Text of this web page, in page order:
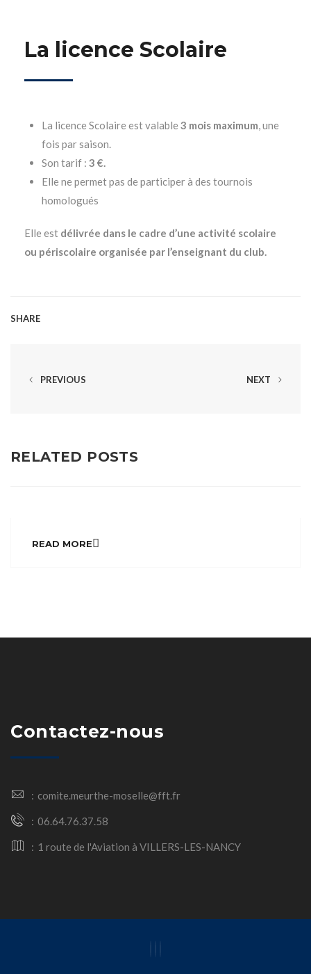
La licence Scolaire
La licence Scolaire est valable 3 mois maximum, une
fois par saison.
Son tarif : 3 €.
Elle ne permet pas de participer à des tournois
homologués
Elle est délivrée dans le cadre d’une activité scolaire
ou périscolaire organisée par l’enseignant du club.
SHARE
PREVIOUS NEXT
RELATED POSTS
READ MORE
Contactez-nous
comite.meurthe-moselle@fft.fr
06.64.76.37.58
1 route de l'Aviation à VILLERS-LES-NANCY